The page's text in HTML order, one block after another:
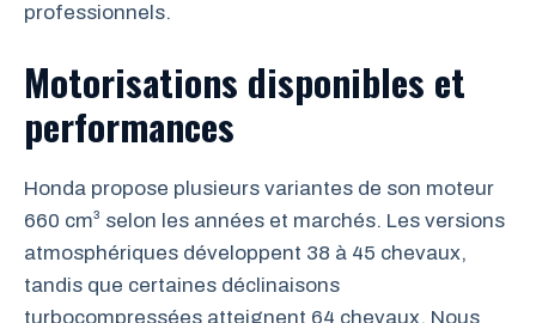
professionnels.
Motorisations disponibles et
performances
Honda propose plusieurs variantes de son moteur
660 cm³ selon les années et marchés. Les versions
atmosphériques développent 38 à 45 chevaux,
tandis que certaines déclinaisons
turbocompressées atteignent 64 chevaux. Nous